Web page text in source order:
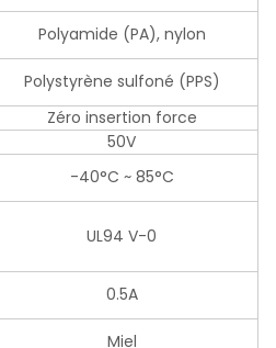
Polyamide (PA), nylon
Polystyrène sulfoné (PPS)
Zéro insertion force
50V
-40°C ~ 85°C
UL94 V-0
0.5A
Miel